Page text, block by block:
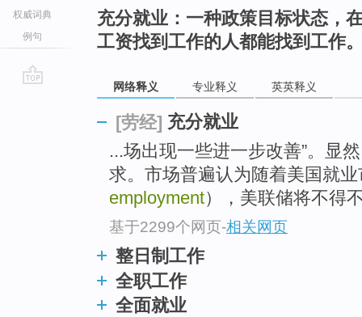
权威词典
例句
充分就业：一种政策目标状态，
工资找到工作的人都能找到工作
网络释义 专业释义 英英释义
[劳经] 充分就业
...场出现一些进一步改善”。显
求。市场普遍认为随着美国就
employment），美联储将不得
基于2299个网页-相关网页
整日制工作
全职工作
全面就业